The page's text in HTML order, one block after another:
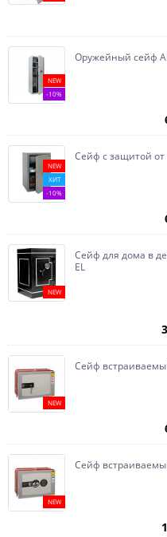
NEW
-10%
Оружейный сейф
NEW
ХИТ
-10%
Сейф с защитой от
NEW
Сейф для дома в
EL
NEW
Сейф
NEW
Сейф